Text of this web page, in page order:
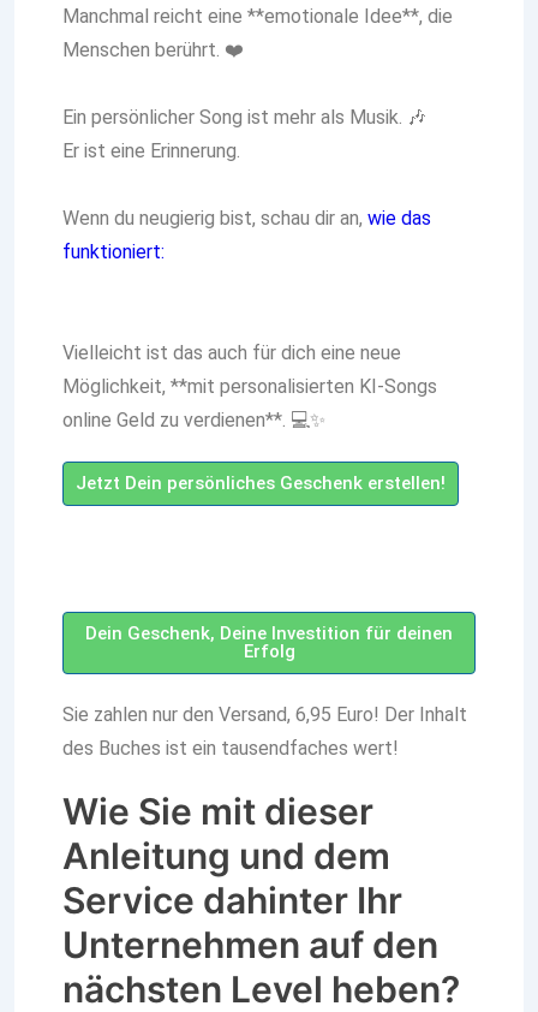
Manchmal reicht eine **emotionale Idee**, die
Menschen berührt. ❤️
Ein persönlicher Song ist mehr als Musik. 🎶
Er ist eine Erinnerung.
Wenn du neugierig bist, schau dir an, wie das
funktioniert:
Vielleicht ist das auch für dich eine neue
Möglichkeit, **mit personalisierten KI-Songs
online Geld zu verdienen**. 💻✨
Jetzt Dein persönliches Geschenk erstellen!
Dein Geschenk, Deine Investition für deinen
Erfolg
Sie zahlen nur den Versand, 6,95 Euro! Der Inhalt
des Buches ist ein tausendfaches wert!
Wie Sie mit dieser
Anleitung und dem
Service dahinter Ihr
Unternehmen auf den
nächsten Level heben?